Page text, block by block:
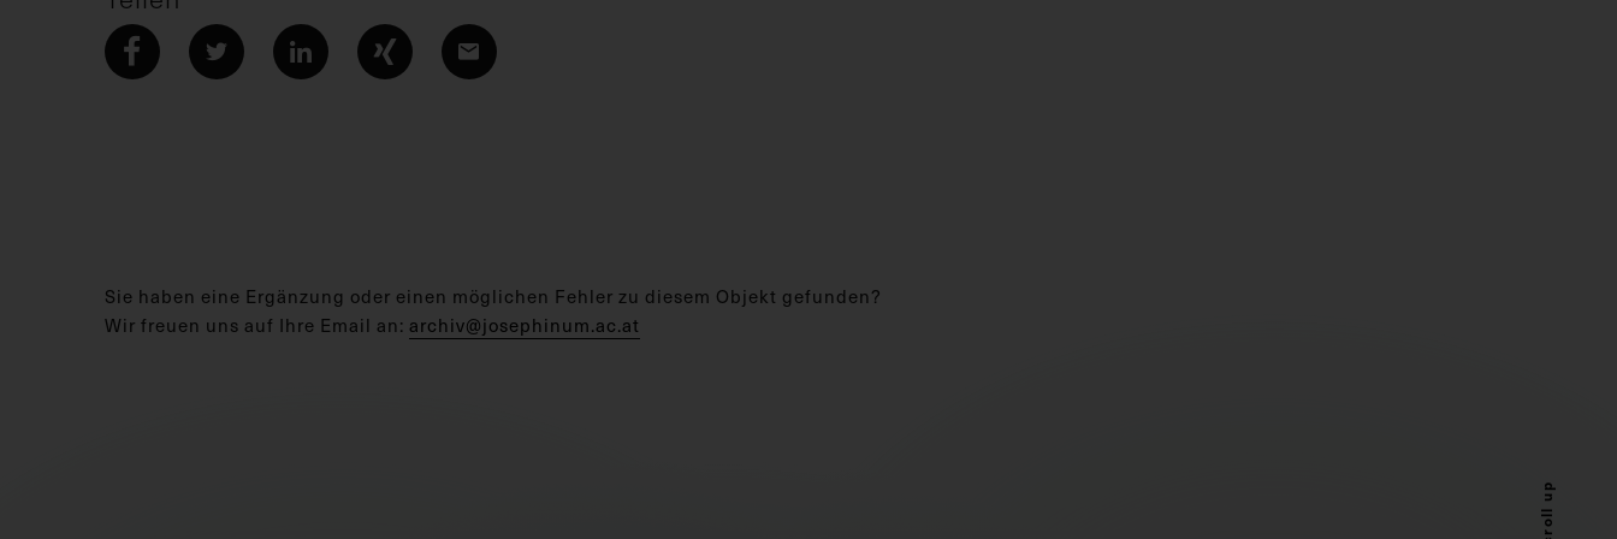
Sie haben eine Ergänzung oder einen möglichen Fehler zu diesem Objekt gefunden?
Wir freuen uns auf Ihre Email an: archiv@josephinum.ac.at
Scroll up